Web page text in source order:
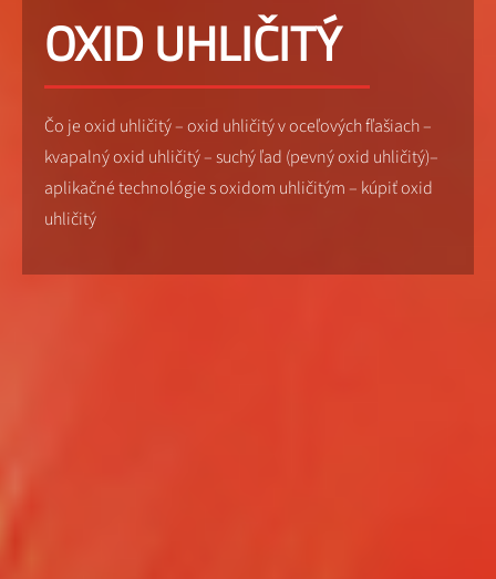
OXID UHLIČITÝ
Čo je oxid uhličitý – oxid uhličitý v oceľových fľašiach –
kvapalný oxid uhličitý – suchý ľad (pevný oxid uhličitý)–
aplikačné technológie s oxidom uhličitým – kúpiť oxid
uhličitý